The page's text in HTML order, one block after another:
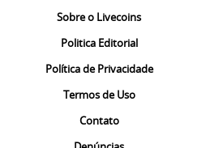
Sobre o Livecoins
Politica Editorial
Política de Privacidade
Termos de Uso
Contato